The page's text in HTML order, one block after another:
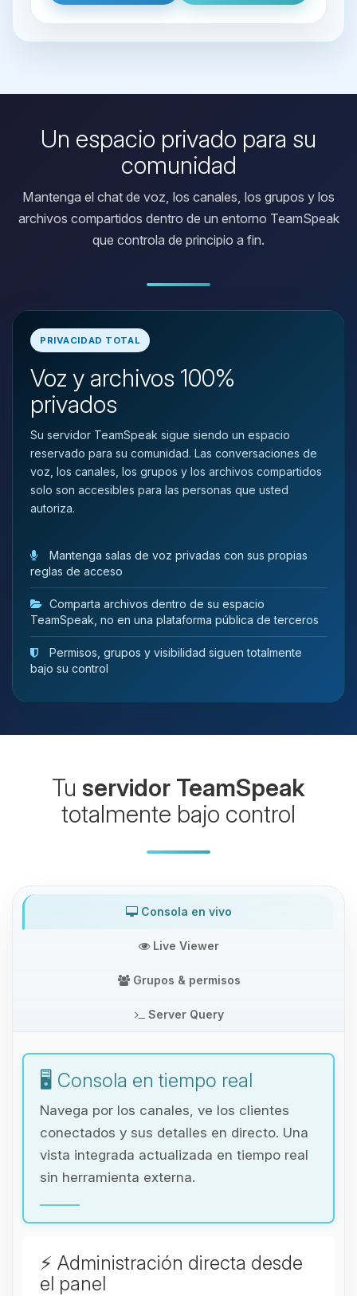
Un espacio privado para su
comunidad
Mantenga el chat de voz, los canales, los grupos y los
archivos compartidos dentro de un entorno TeamSpeak
que controla de principio a fin.
PRIVACIDAD TOTAL
Voz y archivos 100%
privados
Su servidor TeamSpeak sigue siendo un espacio
reservado para su comunidad. Las conversaciones de
voz, los canales, los grupos y los archivos compartidos
solo son accesibles para las personas que usted
autoriza.
Mantenga salas de voz privadas con sus propias
reglas de acceso
Comparta archivos dentro de su espacio
TeamSpeak, no en una plataforma pública de terceros
Permisos, grupos y visibilidad siguen totalmente
bajo su control
Tu servidor TeamSpeak
totalmente bajo control
Consola en vivo
Live Viewer
Grupos & permisos
Server Query
🖥️ Consola en tiempo real
Navega por los canales, ve los clientes
conectados y sus detalles en directo. Una
vista integrada actualizada en tiempo real
sin herramienta externa.
⚡ Administración directa desde
el panel
Yupi, por fin alguien con quien
hablar! Soy Choupy, tu pequeno
asistente de BoxToPlay. Cuentame
que necesitas y moveré mis
pequenos circuitos para ayudarte.
09/08/2026 10:02